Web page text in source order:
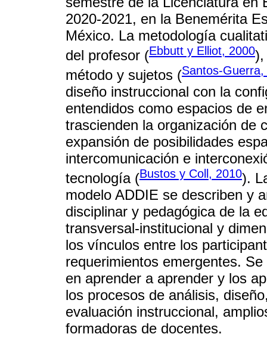
2020-2021, en la Benemérita
México. La metodología
del profesor (Ebbutt y Elliot, 2000),
método y sujetos (Santos-Guerra,
diseño instruccional con la
entendidos como espacios de
trascienden la organización de
expansión de posibilidades
intercomunicación e
tecnología (Bustos y Coll, 2010).
modelo ADDIE se describen y
disciplinar y pedagógica de la
transversal-institucional y
los vínculos entre los
requerimientos emergentes.
en aprender a aprender y los
los procesos de análisis,
evaluación instruccional,
formadoras de docentes.